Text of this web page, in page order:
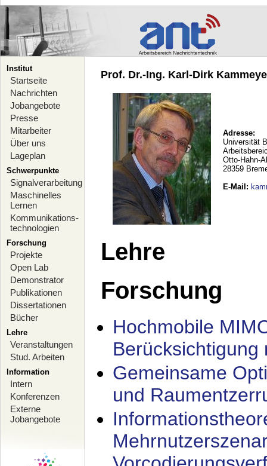
Institut
Startseite
Nachrichten
Jobangebote
Presse
Mitarbeiter
Über uns
Lageplan
Schwerpunkte
Signalverarbeitung
Maschinelles
Lernen
Kommunikations-
technologien
Forschung
Projekte
Open Lab
Demonstrator
Publikationen
Dissertationen
Bücher
Lehre
Veranstaltungen
Stud. Arbeiten
Information
Intern
Konferenzen
Externe
Jobangebote
Prof. Dr.-Ing. Karl-Dirk
Adresse:
Universität
Otto-Hahn-
28359
E-Mail :
Lehre
Forschung
Hochmobile
Berücksichtigung
Gemeinsame
und